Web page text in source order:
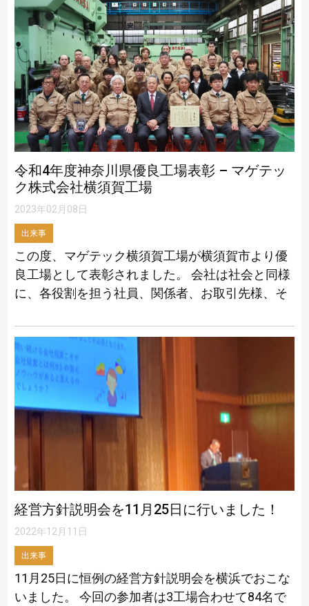
令和4年度神奈川県優良工場表彰 – マゲテッ
ク株式会社横須賀工場
2023年02月08日
出来事
この度、マゲテック横須賀工場が横須賀市より優
良工場として表彰されました。 会社は社会と同様
に、各役割を担う社員、関係者、お取引先様、そ
おります。 このたび賜りました「優良工場」 […]
経営方針説明会を11月25日に行いました！
2022年12月11日
出来事
11月25日に恒例の経営方針説明会を横浜でおこな
いました。 今回の参加者は3工場合わせて84名で